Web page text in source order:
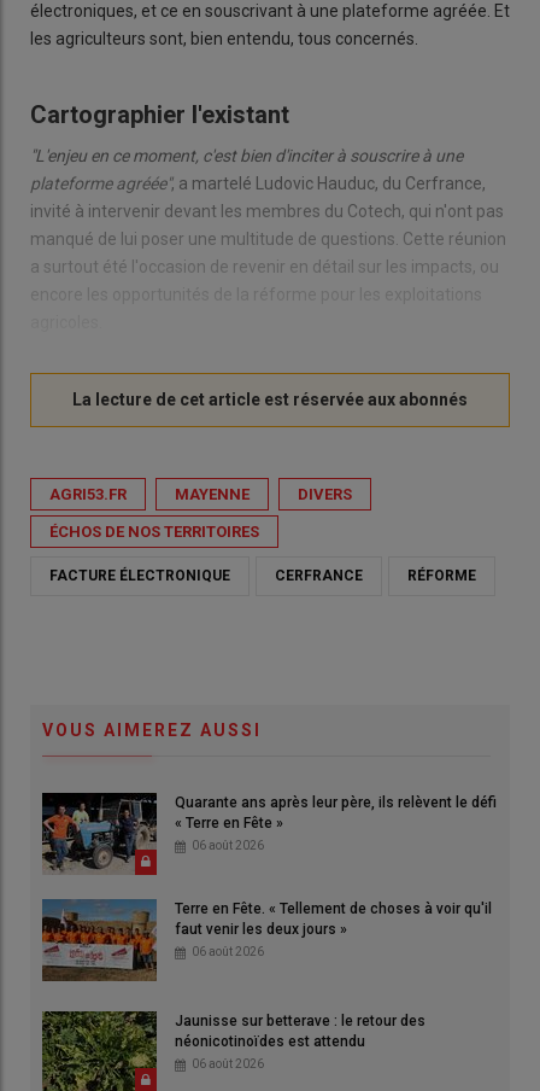
électroniques, et ce en souscrivant à une plateforme agréée. Et
les agriculteurs sont, bien entendu, tous concernés.
Cartographier l'existant
"L'enjeu en ce moment, c'est bien d'inciter à souscrire à une
plateforme agréée", a martelé Ludovic Hauduc, du Cerfrance,
invité à intervenir devant les membres du Cotech, qui n'ont pas
manqué de lui poser une multitude de questions. Cette réunion
a surtout été l'occasion de revenir en détail sur les impacts, ou
AGRI53.FR MAYENNE DIVERS
ÉCHOS DE NOS TERRITOIRES
FACTURE ÉLECTRONIQUE CERFRANCE RÉFORME
VOUS AIMEREZ AUSSI
Quarante ans après leur père, ils relèvent le défi
« Terre en Fête »
06 août 2026
Terre en Fête. « Tellement de choses à voir qu'il
faut venir les deux jours »
06 août 2026
Jaunisse sur betterave : le retour des
néonicotinoïdes est attendu
06 août 2026